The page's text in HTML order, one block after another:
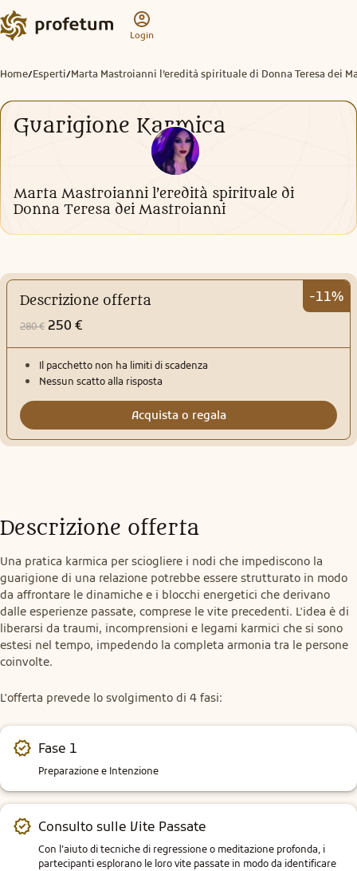
Login
Home/Esperti/Marta Mastroianni l’eredità spirituale di Donna Teresa dei
Guarigione Karmica
Marta Mastroianni l’eredità spirituale di
Donna Teresa dei Mastroianni
-11%
Descrizione offerta
280 € 250 €
Il pacchetto non ha limiti di scadenza
Nessun scatto alla risposta
Acquista o regala
Descrizione offerta
Una pratica karmica per sciogliere i nodi che impediscono la
guarigione di una relazione potrebbe essere strutturato in modo
da affrontare le dinamiche e i blocchi energetici che derivano
dalle esperienze passate, comprese le vite precedenti. L'idea è di
liberarsi da traumi, incomprensioni e legami karmici che si sono
estesi nel tempo, impedendo la completa armonia tra le persone
coinvolte.
L'offerta prevede lo svolgimento di 4 fasi:
Fase 1
Preparazione e Intenzione
Consulto sulle Vite Passate
Con l’aiuto di tecniche di regressione o meditazione profonda, i
partecipanti esplorano le loro vite passate in modo da identificare